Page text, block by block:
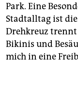
Park. Eine
Stadtalltag ist
Drehkreuz
Bikinis und
mich in eine